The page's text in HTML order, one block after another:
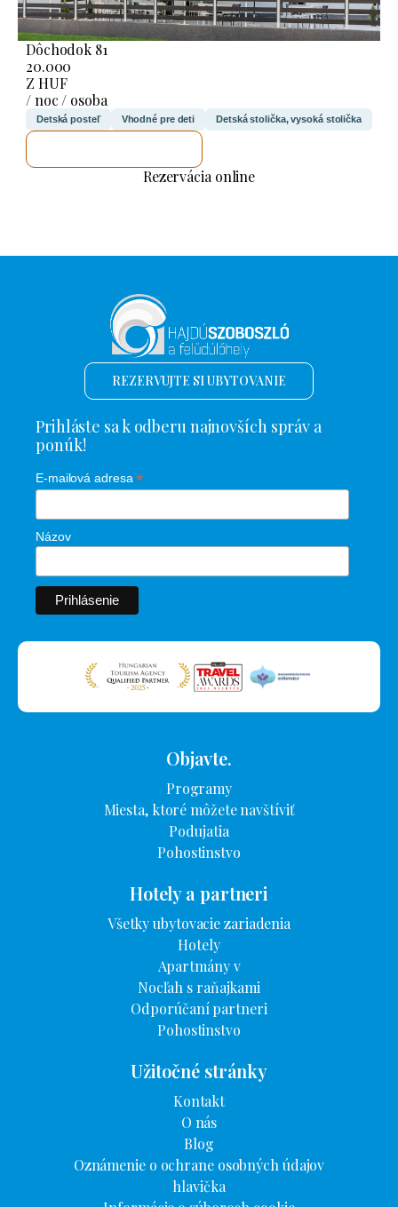
Dôchodok 81
20.000
Z HUF
/ noc / osoba
Detská posteľ Vhodné pre deti Detská stolička, vysoká stolička
Rezervácia online
REZERVUJTE SI UBYTOVANIE
Prihláste sa k odberu najnovších správ a
ponúk!
E-mailová adresa*
Názov
Objavte.
Programy
Miesta, ktoré môžete navštíviť
Podujatia
Pohostinstvo
Hotely a partneri
Všetky ubytovacie zariadenia
Hotely
Apartmány v
Nocľah s raňajkami
Odporúčaní partneri
Pohostinstvo
Užitočné stránky
Kontakt
O nás
Blog
Oznámenie o ochrane osobných údajov
hlavička